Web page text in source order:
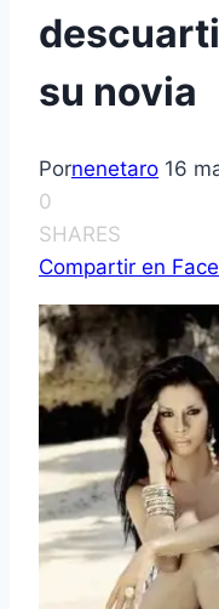
su novia
Pornenetaro 16
0
SHARES
Compartir en